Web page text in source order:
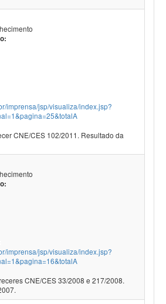
imprensa/jsp/visualiza/index.jsp?
CNE/CES 102/2011. Resultado da
imprensa/jsp/visualiza/index.jsp?
CNE/CES 33/2008 e 217/2008.